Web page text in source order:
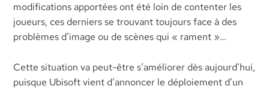
modifications apportées ont été loin de contenter les
joueurs, ces derniers se trouvant toujours face à des
problèmes d’image ou de scènes qui « rament »…
Cette situation va peut-être s’améliorer dès aujourd’hui,
puisque Ubisoft vient d’annoncer le déploiement d’un